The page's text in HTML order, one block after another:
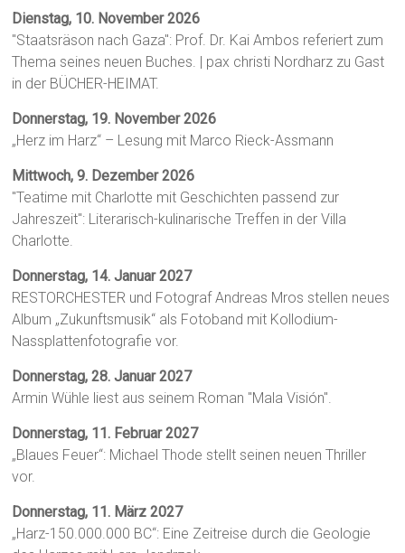
Dienstag, 10. November 2026
"Staatsräson nach Gaza": Prof. Dr. Kai Ambos referiert zum
Thema seines neuen Buches. | pax christi Nordharz zu Gast
in der BÜCHER-HEIMAT.
Donnerstag, 19. November 2026
„Herz im Harz“ – Lesung mit Marco Rieck-Assmann
Mittwoch, 9. Dezember 2026
"Teatime mit Charlotte mit Geschichten passend zur
Jahreszeit": Literarisch-kulinarische Treffen in der Villa
Charlotte.
Donnerstag, 14. Januar 2027
RESTORCHESTER und Fotograf Andreas Mros stellen neues
Album „Zukunftsmusik“ als Fotoband mit Kollodium-
Nassplattenfotografie vor.
Donnerstag, 28. Januar 2027
Armin Wühle liest aus seinem Roman "Mala Visión".
Donnerstag, 11. Februar 2027
„Blaues Feuer“: Michael Thode stellt seinen neuen Thriller
vor.
Donnerstag, 11. März 2027
„Harz-150.000.000 BC“: Eine Zeitreise durch die Geologie